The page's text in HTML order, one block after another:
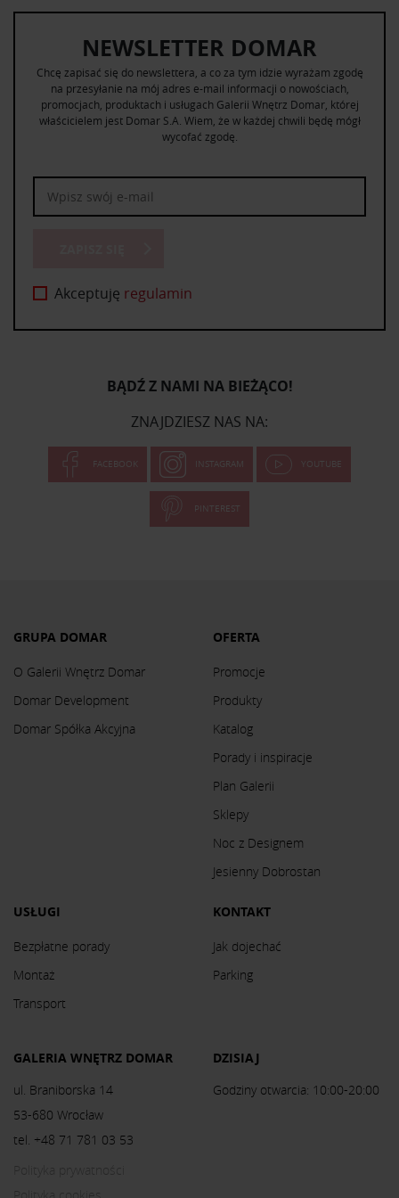
NEWSLETTER DOMAR
Chcę zapisać się do newslettera, a co za tym idzie wyrażam zgodę
na przesyłanie na mój adres e-mail informacji o nowościach,
promocjach, produktach i usługach Galerii Wnętrz Domar, której
właścicielem jest Domar S.A. Wiem, że w każdej chwili będę mógł
wycofać zgodę.
Akceptuję regulamin
BĄDŹ Z NAMI NA BIEŻĄCO!
ZNAJDZIESZ NAS NA:
FACEBOOK INSTAGRAM YOUTUBE
PINTEREST
GRUPA DOMAR
O Galerii Wnętrz Domar
Domar Development
Domar Spółka Akcyjna
OFERTA
Promocje
Produkty
Katalog
Porady i inspiracje
Plan Galerii
Sklepy
Noc z Designem
Jesienny Dobrostan
USŁUGI
Bezpłatne porady
Montaż
Transport
KONTAKT
Jak dojechać
Parking
GALERIA WNĘTRZ DOMAR
ul. Braniborska 14
53-680 Wrocław
tel. +48 71 781 03 53
DZISIAJ
Godziny otwarcia: 10:00-20:00